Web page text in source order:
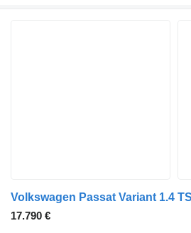
Volkswagen Passat Variant 1.4
17.790 €